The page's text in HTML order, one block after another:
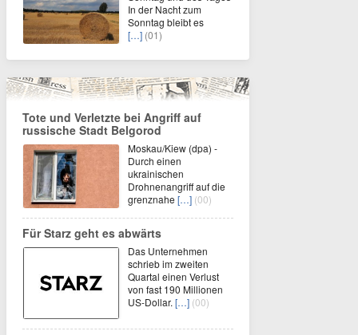
In der Nacht zum
Sonntag bleibt es
[…] (01)
Tote und Verletzte bei Angriff auf
russische Stadt Belgorod
Moskau/Kiew (dpa) -
Durch einen
ukrainischen
Drohnenangriff auf die
grenznahe […] (00)
Für Starz geht es abwärts
Das Unternehmen
schrieb im zweiten
Quartal einen Verlust
von fast 190 Millionen
US-Dollar. […] (00)